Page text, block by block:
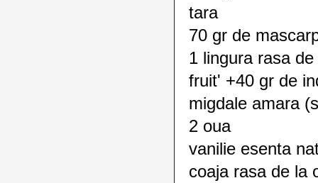
tara
70 gr de
1 lingura rasa
fruit' +40 gr de
migdale amara
2 oua
vanilie esenta
coaja rasa de la